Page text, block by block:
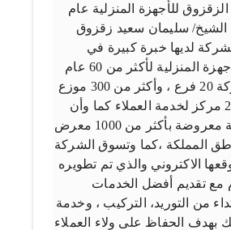
للأجهزة المنزلية عام
الشيخ/ سليمان سعيد زقزوق
لديها خبرة كبيرة في
يوجد لدى الشركة 20 فرع ، وأكثر من 300 موزع
، 95 معرض ، 20 مركز لخدمة العملاء كما وأن
منتجات الشركة معروضة بأكثر من 1000 معرض
المملكة ،كما وتسوق الشركة
الاكتروني والذي تم تطويره
عام ٢٠١٧م مع تقديم أفضل الخدمات
من التوريد، التركيب ، وخدمة
بهدف الحفاظ على ولاء العملاء